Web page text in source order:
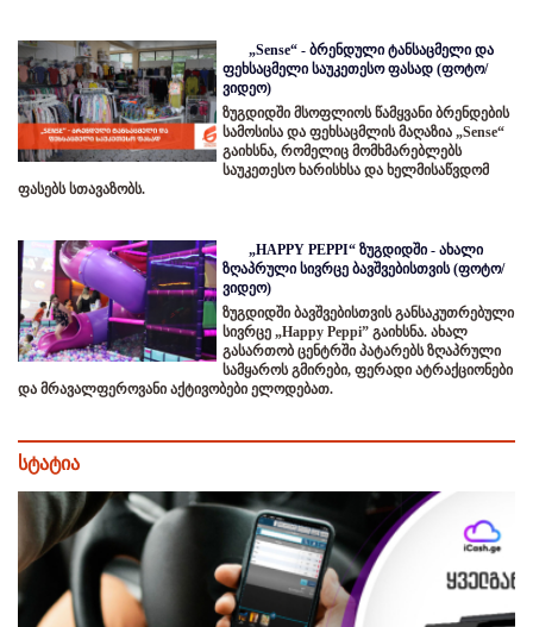
„Sense“ - ბრენდული ტანსაცმელი და
ფეხსაცმელი საუკეთესო ფასად (ფოტო/
ვიდეო)
ზუგდიდში მსოფლიოს წამყვანი ბრენდების
სამოსისა და ფეხსაცმლის მაღაზია „Sense“
გაიხსნა, რომელიც მომხმარებლებს
საუკეთესო ხარისხსა და ხელმისაწვდომ
ფასებს სთავაზობს.
„HAPPY PEPPI“ ზუგდიდში - ახალი
ზღაპრული სივრცე ბავშვებისთვის (ფოტო/
ვიდეო)
ზუგდიდში ბავშვებისთვის განსაკუთრებული
სივრცე „Happy Peppi” გაიხსნა. ახალ
გასართობ ცენტრში პატარებს ზღაპრული
სამყაროს გმირები, ფერადი ატრაქციონები
და მრავალფეროვანი აქტივობები ელოდებათ.
სტატია